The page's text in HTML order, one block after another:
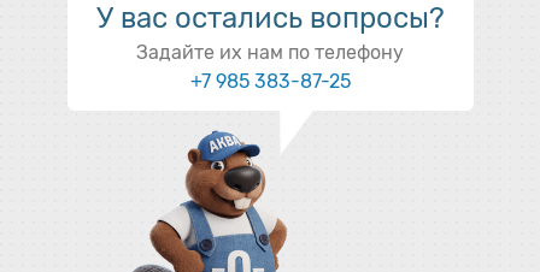
У вас остались вопросы?
Задайте их нам по телефону
+7 985 383-87-25